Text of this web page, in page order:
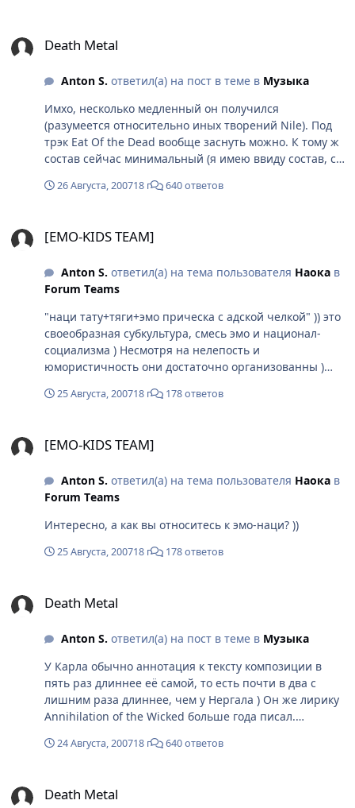
Death Metal
Anton S. ответил(а) на пост в теме в Музыка
Имхо, несколько медленный он получился
(разумеется относительно иных творений Nile). Под
трэк Eat Of the Dead вообще заснуть можно. К тому ж
состав сейчас минимальный (я имею ввиду состав, с
ушедшего Вессано был достаточно неплохой вокал,
Be Written. Вам какие?
26 Августа, 200718 г 640 ответов
[EMO-KIDS TEAM]
Anton S. ответил(а) на тема пользователя Наокав
Fоrum Tеams
"наци тату+тяги+эмо прическа с адской челкой" )) это
своеобразная субкультура, смесь эмо и национал-
социализма ) Несмотря на нелепость и
юмористичность они достаточно организованны )
почитать его блог можно чётче понять, что же это
правила эмо-наци", довольно забавная вещь и
приводить я их не буду, во-первых потому, что боян, а
во-вторых из-за обсценной лексики. Наберите в Гугле
25 Августа, 200718 г 178 ответов
[EMO-KIDS TEAM]
Anton S. ответил(а) на тема пользователя Наокав
Fоrum Tеams
Интересно, а как вы относитесь к эмо-наци? ))
25 Августа, 200718 г 178 ответов
Death Metal
Anton S. ответил(а) на пост в теме в Музыка
У Карла обычно аннотация к тексту композиции в
пять раз длиннее её самой, то есть почти в два с
лишним раза длиннее, чем у Нергала ) Он же лирику
Annihilation of the Wicked больше года писал.
альбомы были устроены специальным образом,
соответствующего исторического материала у данной
24 Августа, 200718 г 640 ответов
Death Metal